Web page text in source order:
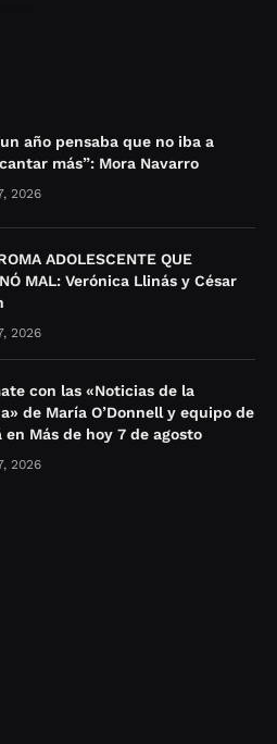
año pensaba que no iba a
más”: Mora Navarro
2026
ADOLESCENTE QUE
MAL: Verónica Llinás y César
2026
con las «Noticias de la
de María O’Donnell y equipo de
en Más de hoy 7 de agosto
2026